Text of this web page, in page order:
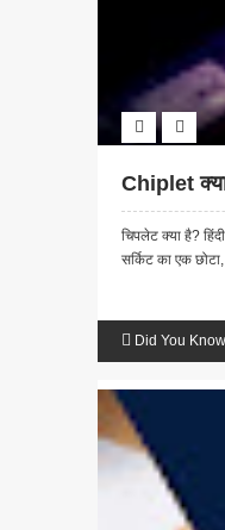
Chiplet
चिपलेट क्या है?
सर्किट का एक
Did You